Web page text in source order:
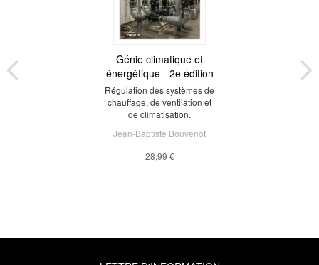
Génie climatique et
énergétique - 2e édition
Régulation des systèmes de
chauffage, de ventilation et
de climatisation.
Jean-Baptiste Bouvenot
28,99 €